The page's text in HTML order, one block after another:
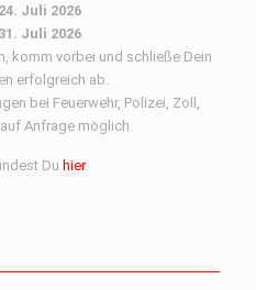
Juli 2026
Juli 2026
komm vorbei und schließe Dein
erfolgreich ab.
bei Feuerwehr, Polizei, Zoll,
Anfrage möglich.
Du hier.